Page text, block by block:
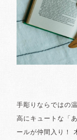
手彫りならではの
高にキュートな「
ールが仲間入り！